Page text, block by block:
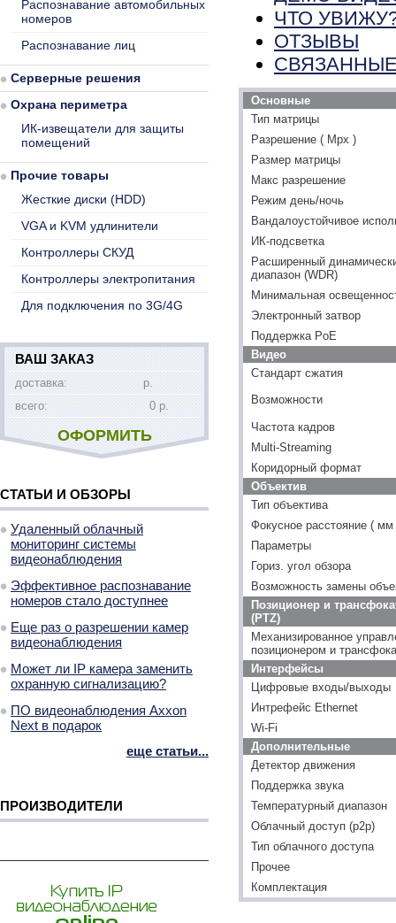
ЧТО
ОТЗЫВЫ
Основные
Тип матрицы
Разрешение ( Mpx )
Размер матрицы
Макс разрешение
Режим день/ночь
Вандалоустойчивое
ИК-подсветка
Расширенный
диапазон (WDR)
Минимальная
Электронный затвор
Поддержка PoE
Видео
Стандарт сжатия
Возможности
Частота кадров
Multi-Streaming
Коридорный формат
Объектив
Тип объектива
Фокусное расстояние ( мм
Параметры
Гориз. угол обзора
Возможность замены
Позиционер и
(PTZ)
Механизированное
позиционером и
Интерфейсы
Цифровые входы/выходы
Интрефейс Ethernet
Wi-Fi
Дополнительные
Детектор движения
Поддержка звука
Температурный диапазон
Облачный доступ (p2p)
Тип облачного доступа
Прочее
Комплектация
Распознавание автомобильных
номеров
Распознавание лиц
Серверные решения
Охрана периметра
ИК-извещатели для защиты
помещений
Прочие товары
Жесткие диски (HDD)
VGA и KVM удлинители
Контроллеры СКУД
Контроллеры электропитания
Для подключения по 3G/4G
ВАШ ЗАКАЗ
доставка:
р.
всего:
0 р.
ОФОРМИТЬ
СТАТЬИ И ОБЗОРЫ
Удаленный облачный
мониторинг системы
видеонаблюдения
Эффективное распознавание
номеров стало доступнее
Еще раз о разрешении камер
видеонаблюдения
Может ли IP камера заменить
охранную сигнализацию?
ПО видеонаблюдения Axxon
Next в подарок
еще статьи...
ПРОИЗВОДИТЕЛИ